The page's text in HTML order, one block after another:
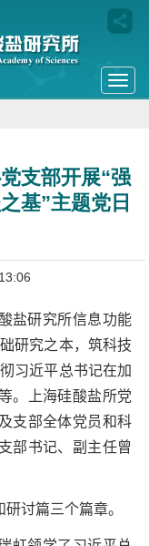
支部开展“强
基”主题党日
盐研究所信息功能
研究之本，筑科技
习近平总书记在加
。上海硅酸盐所党
支部全体党员和科
部书记、副主任曾
讨篇三个篇章。